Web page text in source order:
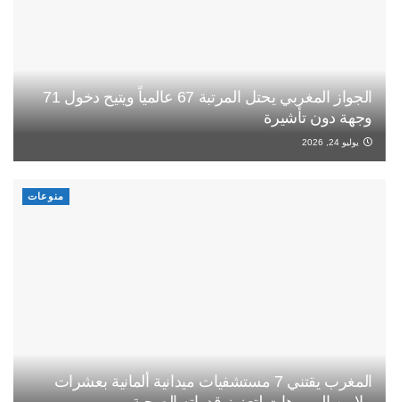
الجواز المغربي يحتل المرتبة 67 عالمياً ويتيح دخول 71
وجهة دون تأشيرة
يوليو 24, 2026
منوعات
المغرب يقتني 7 مستشفيات ميدانية ألمانية بعشرات